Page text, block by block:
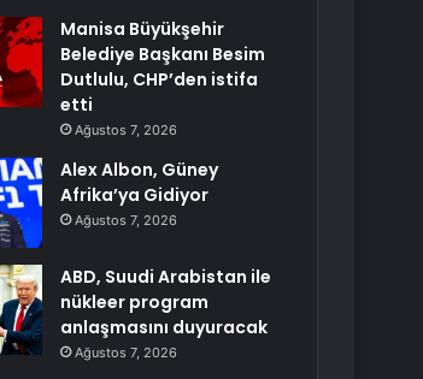
Manisa Büyükşehir
Belediye Başkanı Besim
Dutlulu, CHP’den istifa
etti
Ağustos 7, 2026
Alex Albon, Güney
Afrika’ya Gidiyor
Ağustos 7, 2026
ABD, Suudi Arabistan ile
nükleer program
anlaşmasını duyuracak
Ağustos 7, 2026